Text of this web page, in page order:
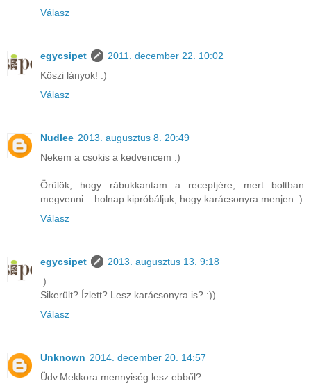
Válasz
egycsipet
2011. december 22. 10:02
Köszi lányok! :)
Válasz
Nudlee 2013. augusztus 8. 20:49
Nekem a csokis a kedvencem :)
Örülök, hogy rábukkantam a receptjére, mert boltban
megvenni... holnap kipróbáljuk, hogy karácsonyra menjen :)
Válasz
egycsipet
2013. augusztus 13. 9:18
:)
Sikerült? Ízlett? Lesz karácsonyra is? :))
Válasz
Unknown 2014. december 20. 14:57
Üdv.Mekkora mennyiség lesz ebből?